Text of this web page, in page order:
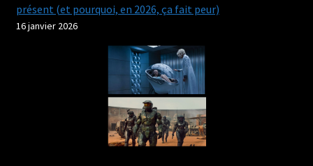
présent (et pourquoi, en 2026, ça fait peur)
16 janvier 2026